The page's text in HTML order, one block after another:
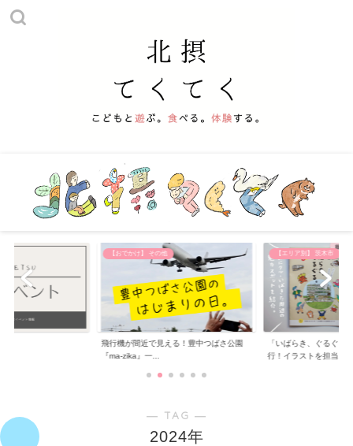
【おでかけ】 その他
飛行機が間近で見える！豊中つばさ公園
『ma-zika』一...
【エリア別】 茨木市
「いばらき、ぐるぐる
行！イラストを担当...
― TAG ―
2024年